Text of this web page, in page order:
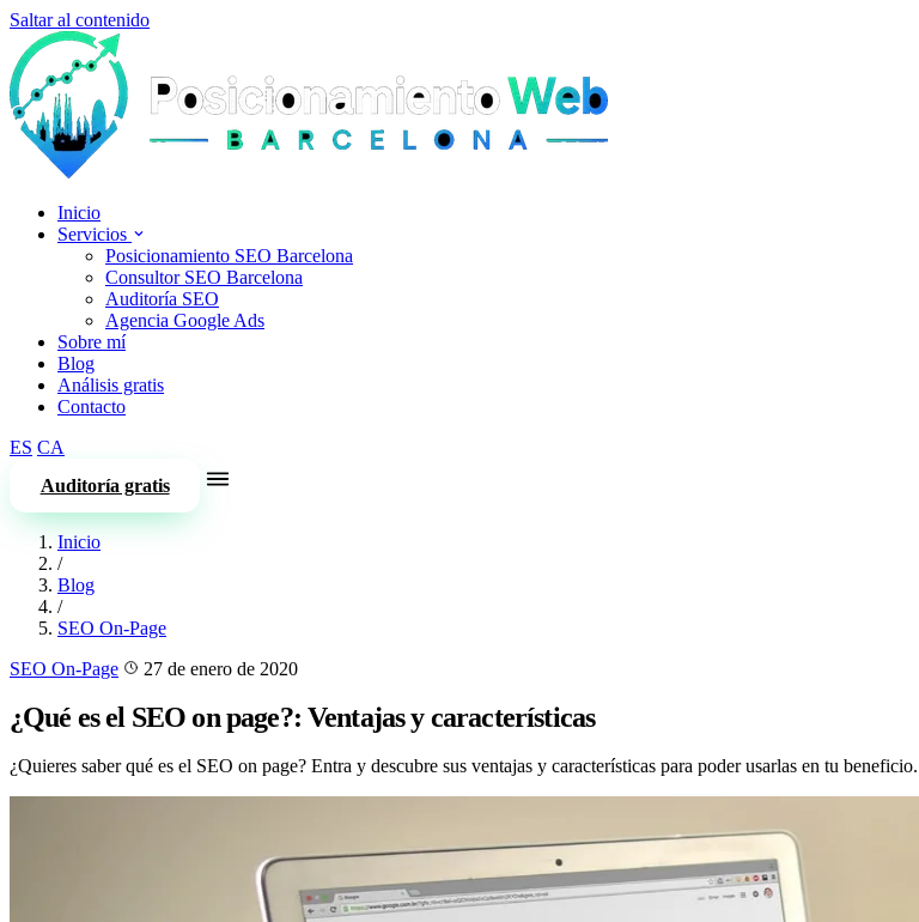
Saltar al contenido
Inicio
Servicios
Posicionamiento SEO Barcelona
Consultor SEO Barcelona
Auditoría SEO
Agencia Google Ads
Sobre mí
Blog
Análisis gratis
Contacto
ES CA
Auditoría gratis
Inicio
/
Blog
/
SEO On-Page
SEO On-Page
27 de enero de 2020
¿Qué es el SEO on page?: Ventajas y características
¿Quieres saber qué es el SEO on page? Entra y descubre sus ventajas y características para poder usarlas en tu beneficio.